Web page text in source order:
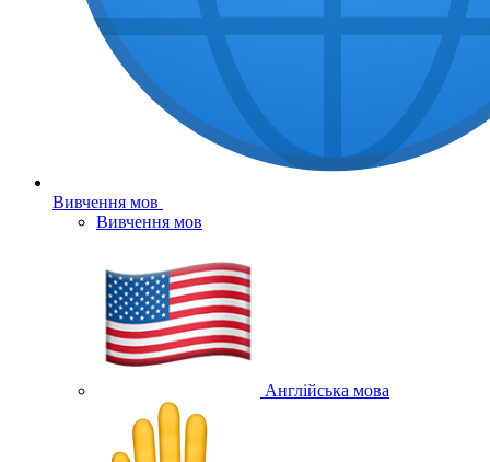
Вивчення мов
Вивчення мов
Англійська мова